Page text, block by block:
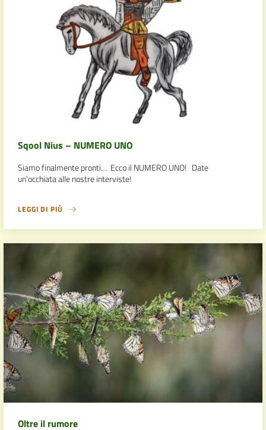
Sqool Nius – NUMERO UNO
Siamo finalmente pronti… Ecco il NUMERO UNO! Date
un’occhiata alle nostre interviste!
LEGGI DI PIÙ
Oltre il rumore